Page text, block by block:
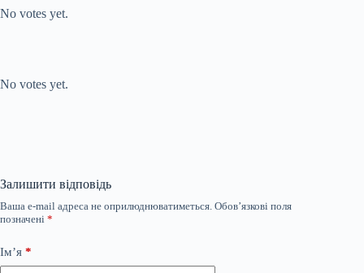
No votes yet.
No votes yet.
Залишити відповідь
Ваша e-mail адреса не оприлюднюватиметься. Обов’язкові поля
позначені *
Ім’я *